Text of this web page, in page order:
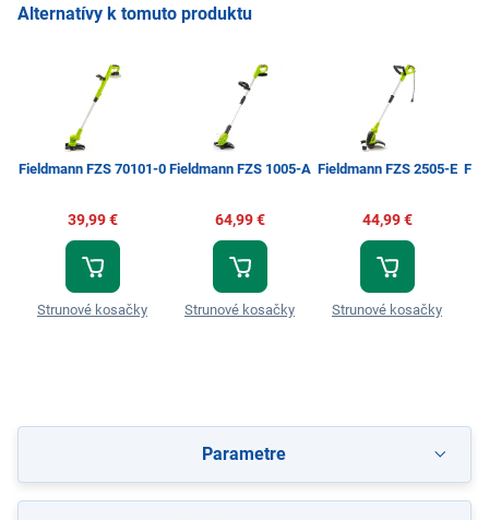
Alternatívy k tomuto produktu
Fieldmann FZS 70101-0
39,99 €
Strunové kosačky
Fieldmann FZS 1005-A
64,99 €
Strunové kosačky
Fieldmann FZS 2505-E
44,99 €
Strunové kosačky
Parametre